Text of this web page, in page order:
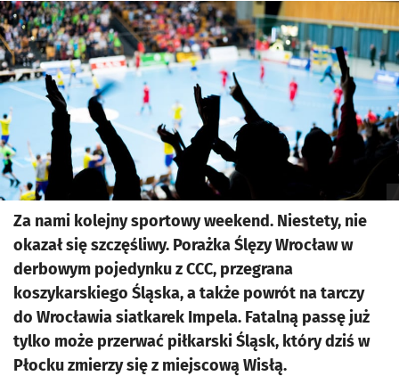
Kliknij, aby powiększyć
Za nami kolejny sportowy weekend. Niestety, nie
okazał się szczęśliwy. Porażka Ślęzy Wrocław w
derbowym pojedynku z CCC, przegrana
koszykarskiego Śląska, a także powrót na tarczy
do Wrocławia siatkarek Impela. Fatalną passę już
tylko może przerwać piłkarski Śląsk, który dziś w
Płocku zmierzy się z miejscową Wisłą.